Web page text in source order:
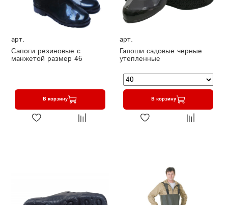
арт.
Сапоги резиновые с
манжетой размер 46
В корзину
арт.
Галоши садовые черные
утепленные
В корзину